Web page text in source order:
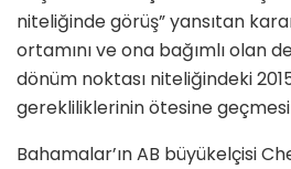
niteliğinde görüş” yansıtan
ortamını ve ona bağımlı olan
dönüm noktası niteliğindeki
gerekliliklerinin ötesine
Bahamalar’ın AB büyükelçisi